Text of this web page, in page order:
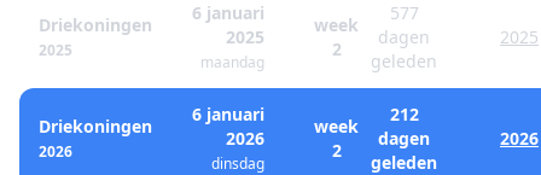
Driekoningen
2025
6 januari
2025
maandag
week
2
577
dagen
geleden
2025
Driekoningen
2026
6 januari
2026
dinsdag
week
2
212
dagen
geleden
2026